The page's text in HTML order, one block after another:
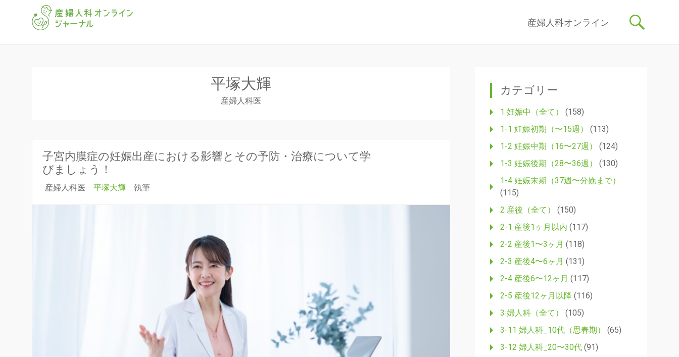
ン
ス
ッ
プ
産婦人科オンライン
平塚大輝
産婦人科医
子宮内膜症の妊娠出産における影響とその予防・治療について学
びましょう！
産婦人科医 平塚大輝 執筆
カテゴリー
1 妊娠中（全て）
(158)
1-1 妊娠初期（〜15週）
(113)
1-2 妊娠中期（16〜27週）
(124)
1-3 妊娠後期（28〜36週）
(130)
1-4 妊娠末期（37週〜分娩まで）
(115)
2 産後（全て）
(150)
2-1 産後1ヶ月以内 (117)
2-2 産後1〜3ヶ月 (118)
2-3 産後4〜6ヶ月 (131)
2-4 産後6〜12ヶ月 (117)
2-5 産後12ヶ月以降 (116)
3 婦人科（全て）
(105)
3-11 婦人科_10代（思春期）
(65)
3-12 婦人科_20〜30代(91)